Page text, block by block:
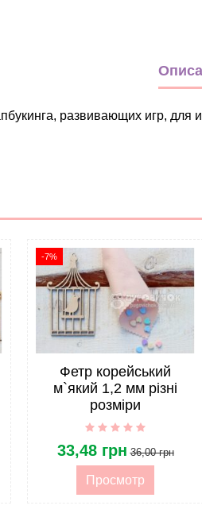
развивающих игр, для
Тип товара
Тема изделия
Тип
-7%
Фетр корейський
м`який 1,2 мм різні
розміри
33,48 грн 36,00 грн
Просмотр